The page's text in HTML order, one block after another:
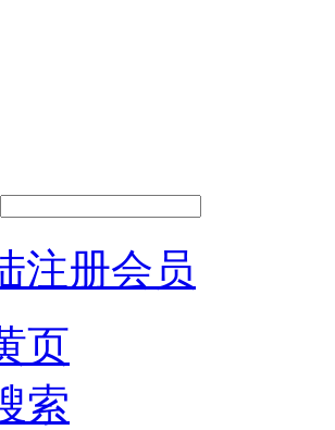
注册会员
页
索